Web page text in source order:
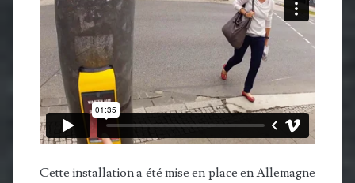
Cette installation a été mise en place en Allemagne